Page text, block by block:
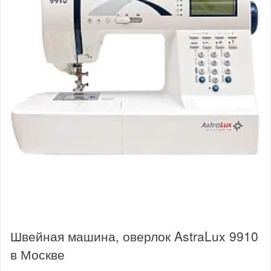
Швейная машина, оверлок AstraLux 9910
в Москве